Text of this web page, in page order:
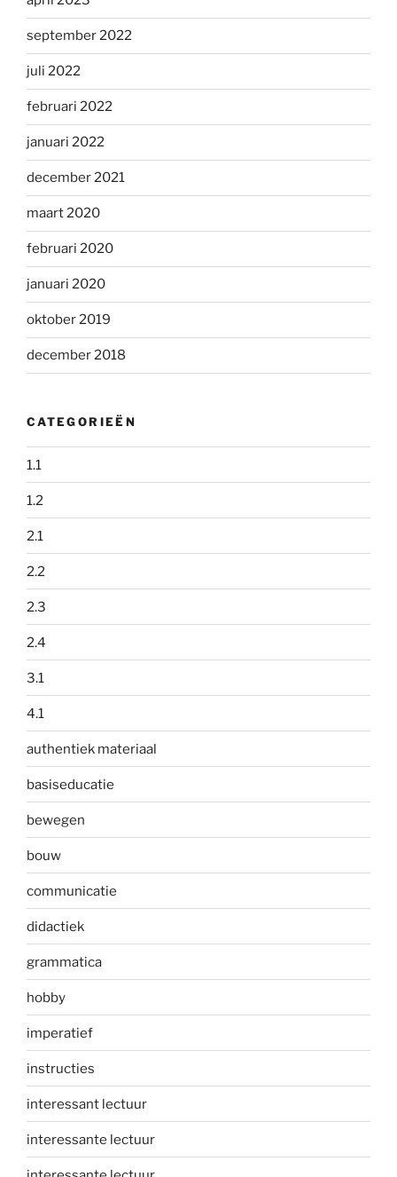
september 2022
juli 2022
februari 2022
januari 2022
december 2021
maart 2020
februari 2020
januari 2020
oktober 2019
december 2018
CATEGORIEËN
1.1
1.2
2.1
2.2
2.3
2.4
3.1
4.1
authentiek materiaal
basiseducatie
bewegen
bouw
communicatie
didactiek
grammatica
hobby
imperatief
instructies
interessant lectuur
interessante lectuur